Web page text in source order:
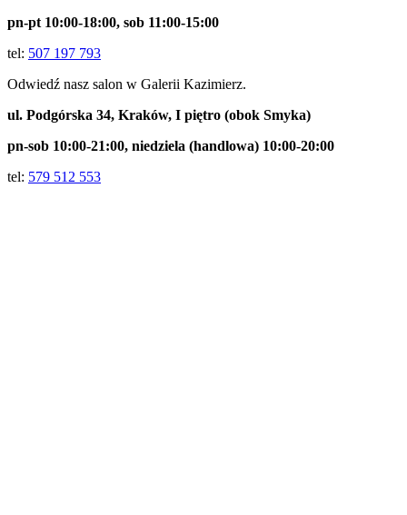
pn-pt 10:00-18:00, sob 11:00-15:00
tel: 507 197 793
Odwiedź nasz salon w Galerii Kazimierz.
ul. Podgórska 34, Kraków, I piętro (obok Smyka)
pn-sob 10:00-21:00, niedziela (handlowa) 10:00-20:00
tel: 579 512 553